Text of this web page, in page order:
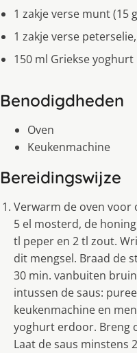
1 zakje verse munt (15
1 zakje verse
150 ml Griekse yoghurt
Benodigdheden
Oven
Keukenmachine
Bereidingswijze
Verwarm de oven voor
5 el mosterd, de
tl peper en 2 tl zout.
dit mengsel. Braad de
30 min. vanbuiten
intussen de saus:
keukenmachine en
yoghurt erdoor. Breng
Laat de saus minstens